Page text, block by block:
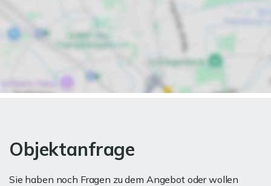
Objektanfrage
Sie haben noch Fragen zu dem Angebot oder wollen